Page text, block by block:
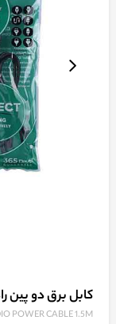
کابل برق دو پین
POWER CABLE 1.5M